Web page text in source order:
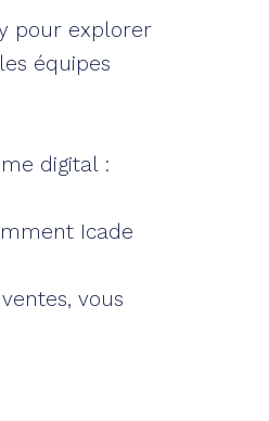
pour explorer
équipes
digital :
Icade
vous